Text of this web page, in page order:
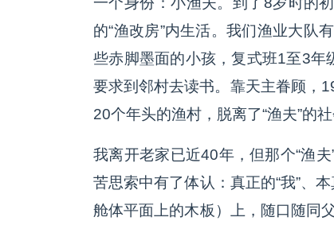
的“渔改房”内生活。我们渔业大队
些赤脚墨面的小孩，复式班1至3
要求到邻村去读书。靠天主眷顾，
20个年头的渔村，脱离了“渔夫”的社
我离开老家已近40年，但那个“渔
苦思索中有了体认：真正的“我”、
舱体平面上的木板）上，随口随同